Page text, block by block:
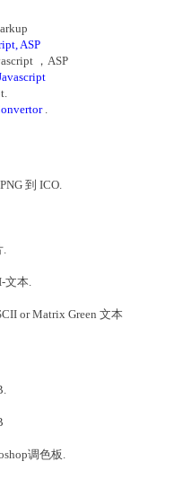
ASP
，ASP
.
到 ICO.
.
文本.
or Matrix Green 文本
调色板.